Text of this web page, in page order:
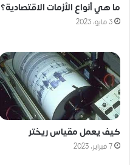
ما هي أنواع الأزمات الاقتصادية؟
3 مايو، 2023
كيف يعمل مقياس ريختر
7 فبراير، 2023